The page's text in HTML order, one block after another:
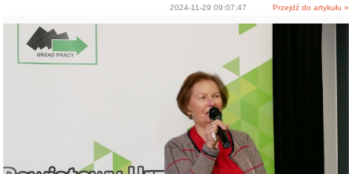
2024-11-29 09:07:47 Przejdź do artykułu »